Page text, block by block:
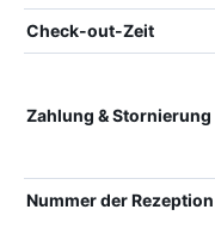
Check-out-Zeit
Zahlung & Stornierung
Nummer der Rezeption